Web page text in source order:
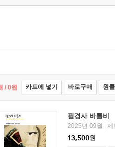
/ 0원 카트에 넣기 바로구매 원
필경사 바틀비
2025년 09월 | 제
13,500원